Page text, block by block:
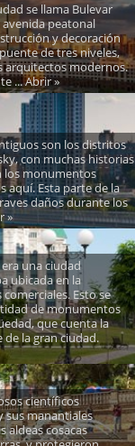
se llama Bulevar
avenida peatonal
y decoración
de tres niveles,
arquitectos modernos.
... Abrir »
son los distritos
con muchas historias
los monumentos
aquí. Esta parte de la
daños durante los
»
una ciudad
ubicada en la
Esto se
de monumentos
que cuenta la
la gran ciudad.
científicos
sus manantiales
aldeas cosacas